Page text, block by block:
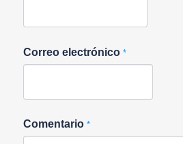
Correo electrónico *
Comentario *